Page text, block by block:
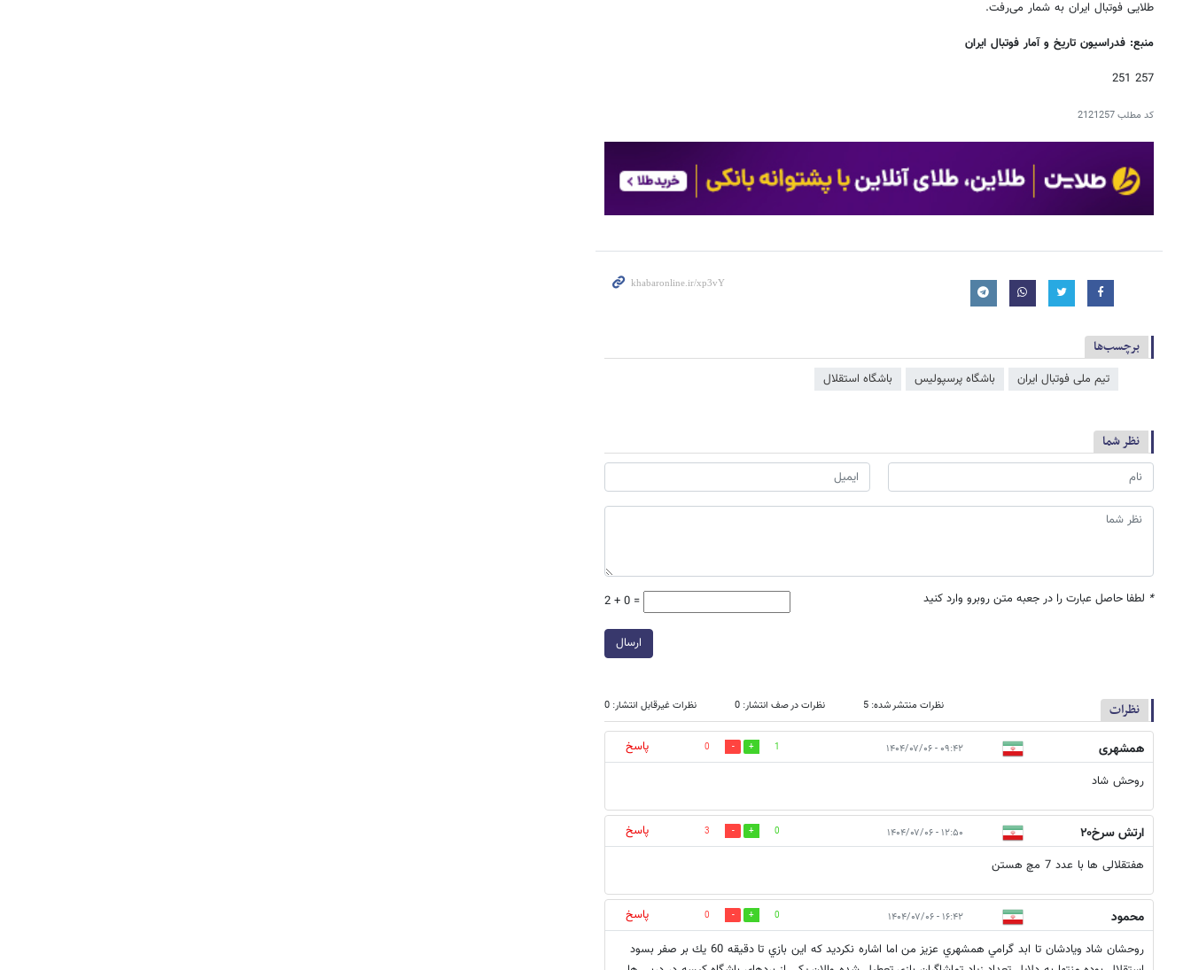
طلایی فوتبال ایران به شمار می‌رفت.
منبع: فدراسیون تاریخ و آمار فوتبال ایران
257 251
کد مطلب2121257
برچسب‌ها
تیم ملی فوتبال ایران باشگاه پرسپولیس باشگاه استقلال
نظر شما
* لطفا حاصل عبارت را در جعبه متن روبرو وارد کنید 2 + 0 =
ارسال
نظرات نظرات منتشر شده: 5 نظرات در صف انتشار: 0 نظرات غیرقابل انتشار: 0
همشهری ۰۹:۴۲ - ۱۴۰۴/۰۷/۰۶ 1
0
پاسخ
روحش شاد
ارتش سرخ۲۰ ۱۲:۵۰ - ۱۴۰۴/۰۷/۰۶ 0
3
پاسخ
هفتقلالی ها با عدد 7 مچ هستن
محمود ۱۶:۴۲ - ۱۴۰۴/۰۷/۰۶ 0
0
پاسخ
روحشان شاد ويادشان تا ابد گرامي همشهري عزيز من اما اشاره نكرديد كه اين بازي تا دقيقه 60 يك بر صفر بسود